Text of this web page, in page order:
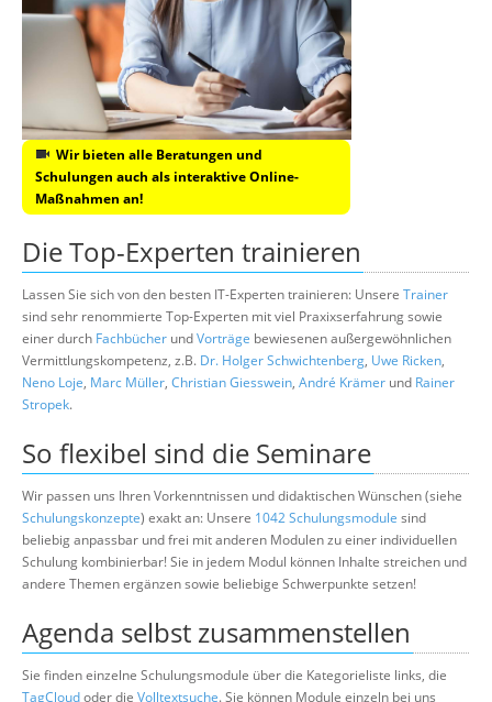
Wir bieten alle Beratungen und
Schulungen auch als interaktive Online-
Maßnahmen an!
Die Top-Experten trainieren
Lassen Sie sich von den besten IT-Experten trainieren: Unsere Trainer
sind sehr renommierte Top-Experten mit viel Praxixserfahrung sowie
einer durch Fachbücher undVorträge bewiesenen außergewöhnlichen
Vermittlungskompetenz, z.B. Dr. Holger Schwichtenberg, Uwe Ricken,
Neno Loje, Marc Müller, Christian Giesswein, André Krämer und Rainer
Stropek.
So flexibel sind die Seminare
Wir passen uns Ihren Vorkenntnissen und didaktischen Wünschen (siehe
Schulungskonzepte) exakt an: Unsere 1042 Schulungsmodule sind
beliebig anpassbar und frei mit anderen Modulen zu einer individuellen
Schulung kombinierbar! Sie in jedem Modul können Inhalte streichen und
andere Themen ergänzen sowie beliebige Schwerpunkte setzen!
Agenda selbst zusammenstellen
Sie finden einzelne Schulungsmodule über die Kategorieliste links, die
TagCloudoder die Volltextsuche. Sie können Module einzeln bei uns